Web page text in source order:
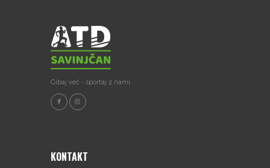
Gibaj več - športaj z nami
KONTAKT